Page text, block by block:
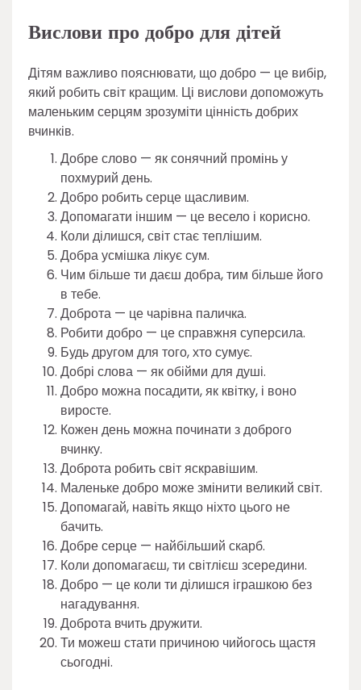
Вислови про добро для дітей
Дітям важливо пояснювати, що добро — це вибір,
який робить світ кращим. Ці вислови допоможуть
маленьким серцям зрозуміти цінність добрих
вчинків.
Добре слово — як сонячний промінь у
похмурий день.
Добро робить серце щасливим.
Допомагати іншим — це весело і корисно.
Коли ділишся, світ стає теплішим.
Добра усмішка лікує сум.
Чим більше ти даєш добра, тим більше його
в тебе.
Доброта — це чарівна паличка.
Робити добро — це справжня суперсила.
Будь другом для того, хто сумує.
Добрі слова — як обійми для душі.
Добро можна посадити, як квітку, і воно
виросте.
Кожен день можна починати з доброго
вчинку.
Доброта робить світ яскравішим.
Маленьке добро може змінити великий світ.
Допомагай, навіть якщо ніхто цього не
бачить.
Добре серце — найбільший скарб.
Коли допомагаєш, ти світлієш зсередини.
Добро — це коли ти ділишся іграшкою без
нагадування.
Доброта вчить дружити.
Ти можеш стати причиною чийогось щастя
сьогодні.